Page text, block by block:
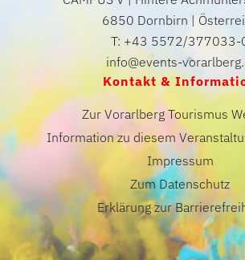
6850 Dornbirn |
T: +43 5572/377033-
info@events-
Kontakt &
Zur Vorarlberg Tourismus
Information zu diesem
Impressum
Zum Datenschutz
Erklärung zur